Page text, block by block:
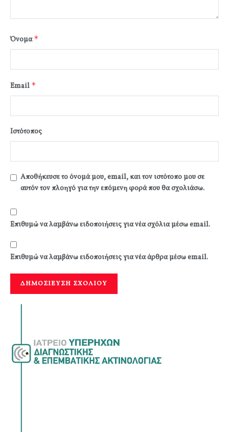
Όνομα*
Email *
Ιστότοπος
Αποθήκευσε το όνομά μου, email, και τον ιστότοπο μου σε
αυτόν τον πλοηγό για την επόμενη φορά που θα σχολιάσω.
Επιθυμώ να λαμβάνω ειδοποιήσεις για νέα σχόλια μέσω email.
Επιθυμώ να λαμβάνω ειδοποιήσεις για νέα άρθρα μέσω email.